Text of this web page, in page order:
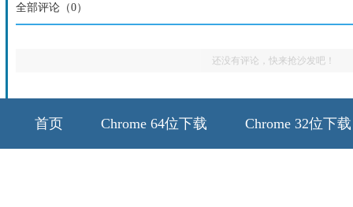
全部评论（0）
还没有评论，快来抢沙发吧！
首页 Chrome 64位下载 Chrome 32位下载